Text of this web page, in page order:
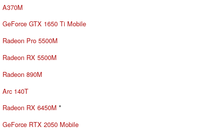
A370M
GeForce GTX 1650 Ti Mobile
Radeon Pro 5500M
Radeon RX 5500M
Radeon 890M
Arc 140T
Radeon RX 6450M *
GeForce RTX 2050 Mobile